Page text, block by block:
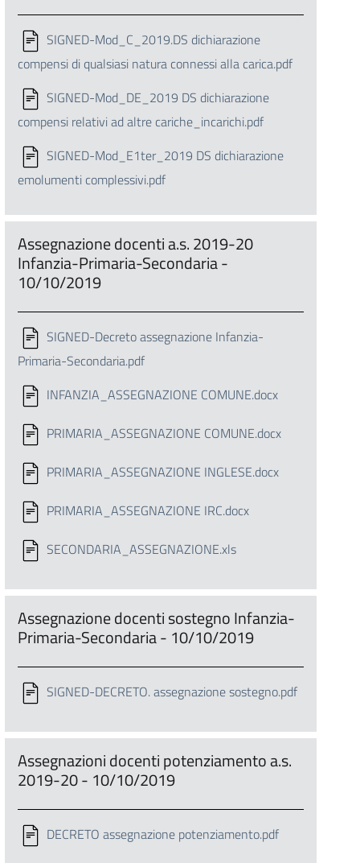
SIGNED-Mod_C_2019.DS dichiarazione
compensi di qualsiasi natura connessi alla carica.pdf
SIGNED-Mod_DE_2019 DS dichiarazione
compensi relativi ad altre cariche_incarichi.pdf
SIGNED-Mod_E1ter_2019 DS dichiarazione
emolumenti complessivi.pdf
Assegnazione docenti a.s. 2019-20
Infanzia-Primaria-Secondaria -
10/10/2019
SIGNED-Decreto assegnazione Infanzia-
Primaria-Secondaria.pdf
INFANZIA_ASSEGNAZIONE COMUNE.docx
PRIMARIA_ASSEGNAZIONE COMUNE.docx
PRIMARIA_ASSEGNAZIONE INGLESE.docx
PRIMARIA_ASSEGNAZIONE IRC.docx
SECONDARIA_ASSEGNAZIONE.xls
Assegnazione docenti sostegno Infanzia-
Primaria-Secondaria - 10/10/2019
SIGNED-DECRETO. assegnazione sostegno.pdf
Assegnazioni docenti potenziamento a.s.
2019-20 - 10/10/2019
DECRETO assegnazione potenziamento.pdf